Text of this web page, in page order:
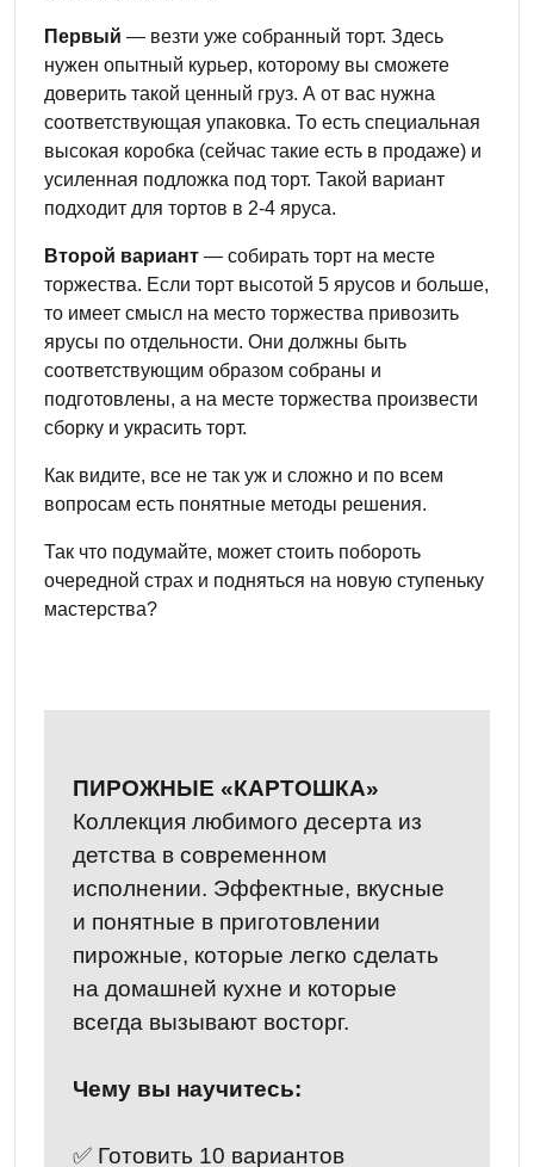
Первый — везти уже собранный торт. Здесь
нужен опытный курьер, которому вы сможете
доверить такой ценный груз. А от вас нужна
соответствующая упаковка. То есть специальная
высокая коробка (сейчас такие есть в продаже) и
усиленная подложка под торт. Такой вариант
подходит для тортов в 2-4 яруса.
Второй вариант — собирать торт на месте
торжества. Если торт высотой 5 ярусов и больше,
то имеет смысл на место торжества привозить
ярусы по отдельности. Они должны быть
соответствующим образом собраны и
подготовлены, а на месте торжества произвести
сборку и украсить торт.
Как видите, все не так уж и сложно и по всем
вопросам есть понятные методы решения.
Так что подумайте, может стоить побороть
очередной страх и подняться на новую ступеньку
мастерства?
ПИРОЖНЫЕ «КАРТОШКА»
Коллекция любимого десерта из
детства в современном
исполнении. Эффектные, вкусные
и понятные в приготовлении
пирожные, которые легко сделать
на домашней кухне и которые
всегда вызывают восторг.
Чему вы научитесь:
✅ Готовить 10 вариантов